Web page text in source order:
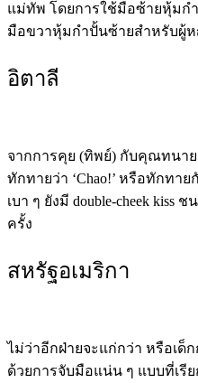
แม่ทัพ โดยการใช้มือซ้ายหุ้มก
มือขวาหุ้มกำปั้นซ้ายสำหรับผู้
อิตาลี
จากการคุย (ทิพย์) กับคุณทนาย
ทักทายว่า ‘Chao!’ หรือทักท
เบา ๆ ยังมี double-cheek kiss
ครั้ง
สหรัฐอเมริกา
ไม่ว่าอีกฝ่ายจะแก่กว่า หรือเด็
ด้วยการจับมือแน่น ๆ แบบที่เรีย